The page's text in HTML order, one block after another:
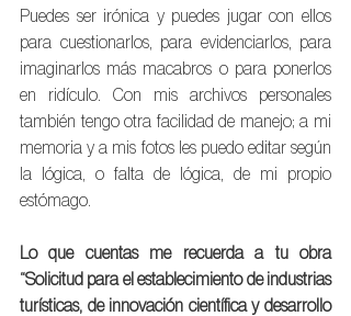
Puedes ser irónica y puedes jugar con ellos
para cuestionarlos, para evidenciarlos, para
imaginarlos más macabros o para ponerlos
en ridículo. Con mis archivos personales
también tengo otra facilidad de manejo; a mi
memoria y a mis fotos les puedo editar según
la lógica, o falta de lógica, de mi propio
estómago.
Lo que cuentas me recuerda a tu obra
“Solicitud para el establecimiento de industrias
turísticas, de innovación científica y desarrollo